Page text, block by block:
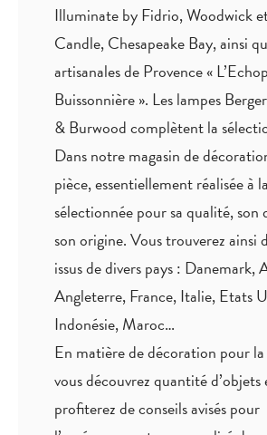
Illuminate by Fidrio, Woodwick
Candle, Chesapeake Bay, ainsi
artisanales de Provence «
Buissonnière ». Les lampes
& Burwood complètent la
Dans notre magasin de
pièce,essentiellement réalisée à
sélectionnée pour sa qualité, son
son origine. Vous trouverez ainsi
issus de divers pays : Danemark,
Angleterre, France, Italie, Etats
Indonésie, Maroc…
En matière de décoration pour
vous découvrez quantité
profiterez deconseils aviséspour